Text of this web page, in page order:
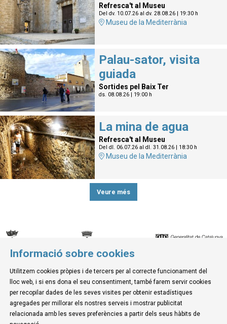
Refresca't al Museu
Del dv. 10.07.26al dv. 28.08.26| 19:30 h
Museu de la Mediterrània
Palau-sator, visita
guiada
Sortides pel Baix Ter
ds. 08.08.26| 19:00 h
La mina de agua
Refresca't al Museu
Del dl. 06.07.26al dl. 31.08.26| 18:30 h
Museu de la Mediterrània
Veure més
© Museu de la Mediterrània
C. d'Ullà, 27-31 | 17257 Torroella de Montgrí
Tel. 972 755 180 a/e: info@museudelamediterrania.cat
|
Informació sobre cookies
Utilitzem cookies pròpies i de tercers per al correcte funcionament del
lloc web, i si ens dona el seu consentiment, també farem servir cookies
per recopilar dades de les seves visites per obtenir estadístiques
agregades per millorar els nostres serveis i mostrar publicitat
relacionada amb les seves preferències a partir dels seus hàbits de